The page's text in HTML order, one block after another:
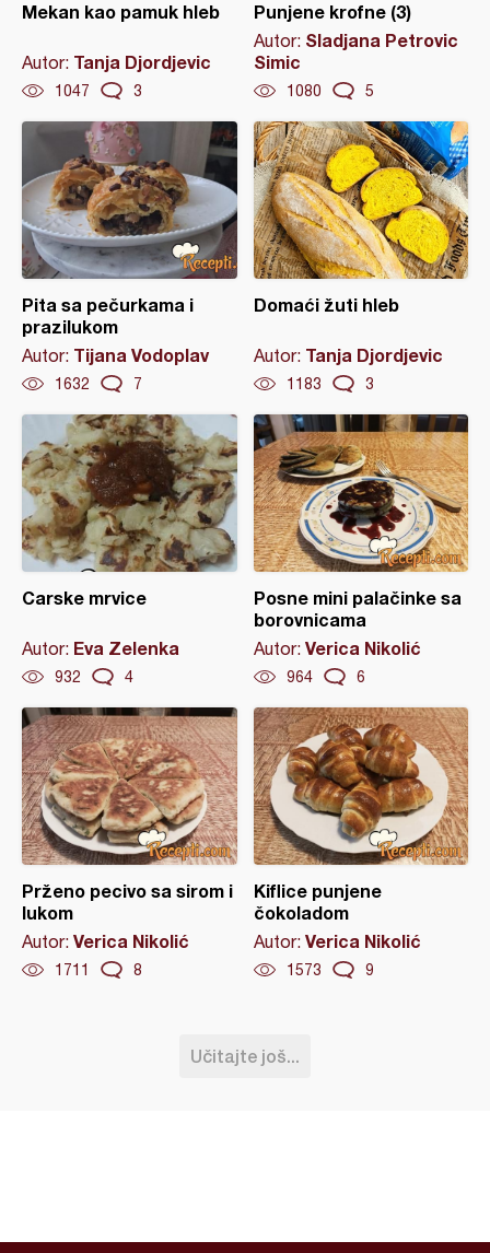
Mekan kao pamuk hleb
Autor: Tanja Djordjevic
1047 3
Punjene krofne (3)
Autor: Sladjana Petrovic
Simic
1080 5
Pita sa pečurkama i
prazilukom
Autor: Tijana Vodoplav
1632 7
Domaći žuti hleb
Autor: Tanja Djordjevic
1183 3
Carske mrvice
Autor: Eva Zelenka
932 4
Posne mini palačinke sa
borovnicama
Autor: Verica Nikolić
964 6
Prženo pecivo sa sirom i
lukom
Autor: Verica Nikolić
1711 8
Kiflice punjene
čokoladom
Autor: Verica Nikolić
1573 9
Učitajte još...